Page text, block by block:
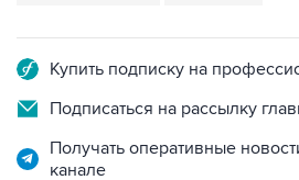
Купить подписку на
Подписаться на рассылку
Получать оперативные
канале